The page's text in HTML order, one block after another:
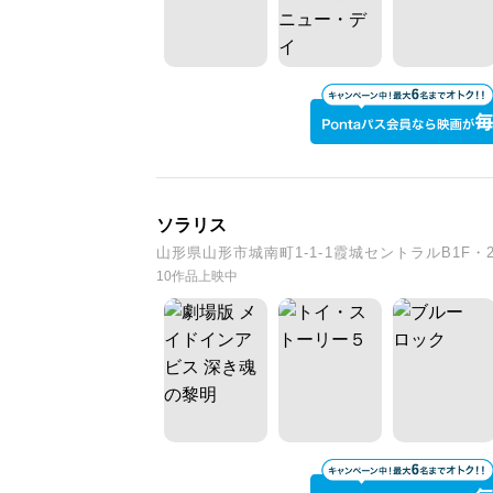
ソラリス
山形県山形市城南町1-1-1霞城セントラルB1F・
10作品上映中